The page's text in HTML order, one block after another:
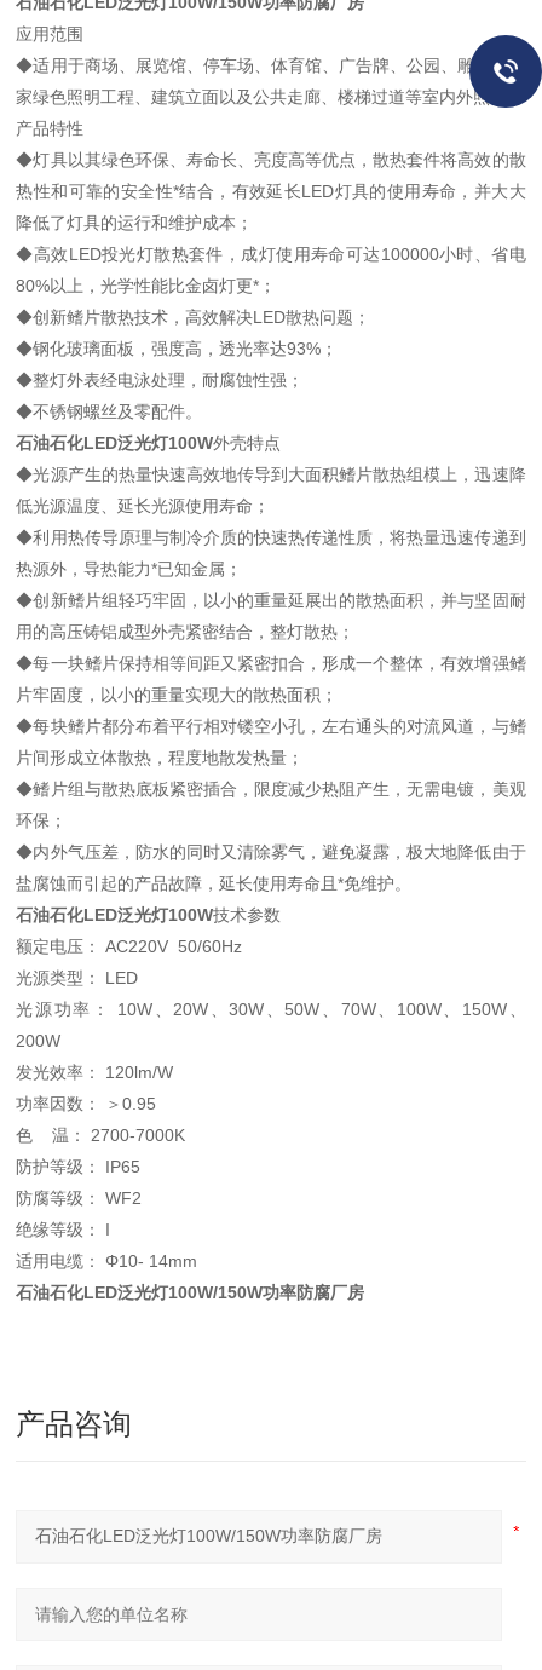
应用范围
◆适用于商场、展览馆、停车场、体育馆、广告牌、公园、雕塑、国
家绿色照明工程、建筑立面以及公共走廊、楼梯过道等室内外照明。
产品特性
◆灯具以其绿色环保、寿命长、亮度高等优点，散热套件将高效的散
热性和可靠的安全性*结合，有效延长LED灯具的使用寿命，并大大
降低了灯具的运行和维护成本；
◆高效LED投光灯散热套件，成灯使用寿命可达100000小时、省电
80%以上，光学性能比金卤灯更*；
◆创新鳍片散热技术，高效解决LED散热问题；
◆钢化玻璃面板，强度高，透光率达93%；
◆整灯外表经电泳处理，耐腐蚀性强；
◆不锈钢螺丝及零配件。
石油石化LED泛光灯100W外壳特点
◆光源产生的热量快速高效地传导到大面积鳍片散热组模上，迅速降
低光源温度、延长光源使用寿命；
◆利用热传导原理与制冷介质的快速热传递性质，将热量迅速传递到
热源外，导热能力*已知金属；
◆创新鳍片组轻巧牢固，以小的重量延展出的散热面积，并与坚固耐
用的高压铸铝成型外壳紧密结合，整灯散热；
◆每一块鳍片保持相等间距又紧密扣合，形成一个整体，有效增强鳍
片牢固度，以小的重量实现大的散热面积；
◆每块鳍片都分布着平行相对镂空小孔，左右通头的对流风道，与鳍
片间形成立体散热，程度地散发热量；
◆鳍片组与散热底板紧密插合，限度减少热阻产生，无需电镀，美观
环保；
◆内外气压差，防水的同时又清除雾气，避免凝露，极大地降低由于
盐腐蚀而引起的产品故障，延长使用寿命且*免维护。
石油石化LED泛光灯100W技术参数
额定电压： AC220V 50/60Hz
光源类型： LED
光源功率： 10W、20W、30W、50W、70W、100W、150W、
200W
发光效率： 120lm/W
功率因数： ＞0.95
色 温： 2700-7000K
防护等级： IP65
防腐等级： WF2
绝缘等级： I
适用电缆： Φ10- 14mm
石油石化LED泛光灯100W/150W功率防腐厂房
产品咨询